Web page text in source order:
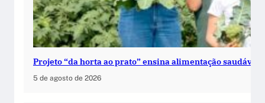
Projeto “da horta ao prato” ensina alimentação saudável
5 de agosto de 2026